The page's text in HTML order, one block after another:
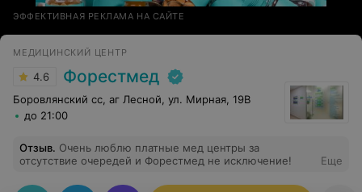
ЭФФЕКТИВНАЯ РЕКЛАМА НА САЙТЕ
МЕДИЦИНСКИЙ ЦЕНТР
4.6 Форестмед
Боровлянский сс, аг Лесной, ул. Мирная, 19В
до 21:00
Отзыв. Очень люблю платные мед центры за
отсутствие очередей и Форестмед не исключение!
Еще